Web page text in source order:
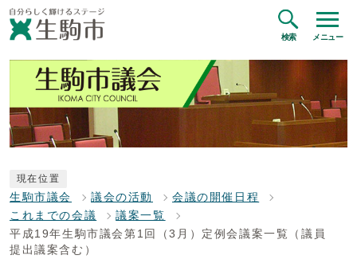
検索 メニュー
現在位置
生駒市議会 議会の活動
会議の開催日程
これまでの会議
議案一覧
平成19年生駒市議会第1回（3月）定例会議案一覧（議員
提出議案含む）